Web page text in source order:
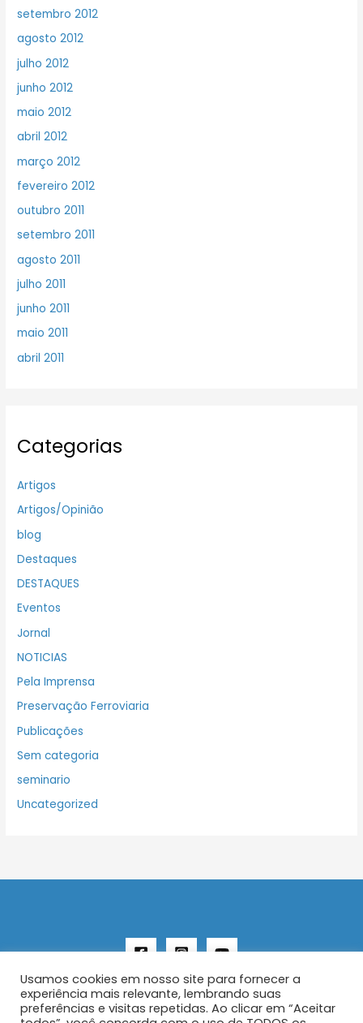
setembro 2012
agosto 2012
julho 2012
junho 2012
maio 2012
abril 2012
março 2012
fevereiro 2012
outubro 2011
setembro 2011
agosto 2011
julho 2011
junho 2011
maio 2011
abril 2011
Categorias
Artigos
Artigos/Opinião
blog
Destaques
DESTAQUES
Eventos
Jornal
NOTICIAS
Pela Imprensa
Preservação Ferroviaria
Publicações
Sem categoria
seminario
Uncategorized
Usamos cookies em nosso site para fornecer a
experiência mais relevante, lembrando suas
preferências e visitas repetidas. Ao clicar em “Aceitar